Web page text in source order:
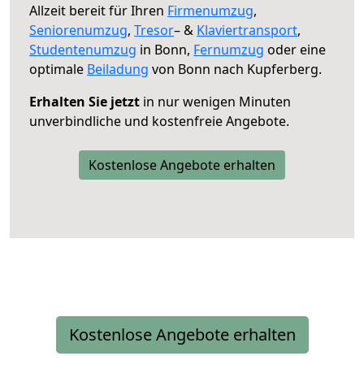
Allzeit bereit für Ihren Firmenumzug,
Seniorenumzug, Tresor– & Klaviertransport,
Studentenumzug in Bonn, Fernumzug oder eine
optimale Beiladung von Bonn nach Kupferberg.
Erhalten Sie jetzt in nur wenigen Minuten
unverbindliche und kostenfreie Angebote.
Kostenlose Angebote erhalten
Kostenlose Angebote erhalten